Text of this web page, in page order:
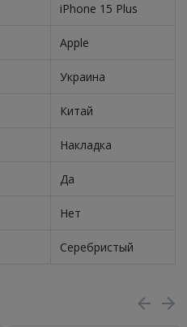
iPhone 15 Plus
Apple
Украина
Китай
Накладка
Да
Нет
Серебристый